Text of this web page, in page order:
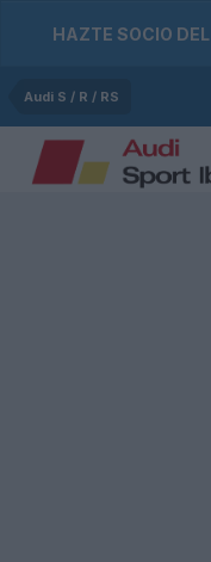
HAZTE SOCIO
Audi S / R / RS